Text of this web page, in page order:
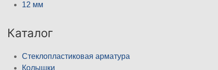
12 мм
Каталог
Стеклопластиковая арматура
Колышки